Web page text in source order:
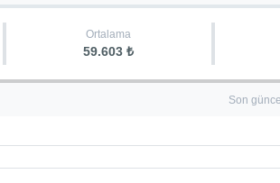
Ortalama
59.603 ₺
Son